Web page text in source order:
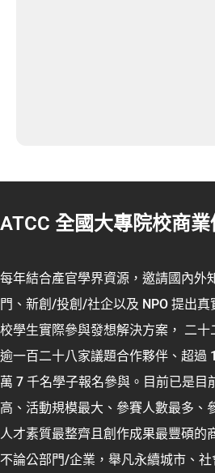
ATCC 全國大專院校商
每年結合產官學界資源，邀請國內外
門、新創/投創/社企以及 NPO 提出
校學生實際參與發想解決方案， 二
逾一百二十八家議題合作夥伴、超過
萬 7 千名學子報名參與。目前已是目
高、活動規模最大、參賽人數最多、
人才素質最整齊且創作成果最豐碩的
不論公部門/企業，舉凡永續城市、